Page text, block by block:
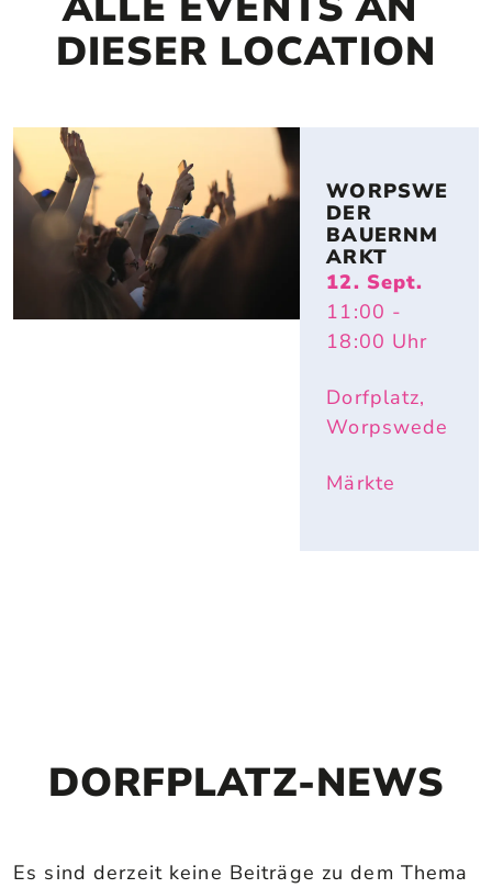
DIESER LOCATION
WORPSWE
DER
BAUERNM
ARKT
12. Sept.
11:00 -
18:00 Uhr
Dorfplatz,
Worpswede
Märkte
DORFPLATZ-NEWS
Es sind derzeit keine Beiträge zu dem Thema